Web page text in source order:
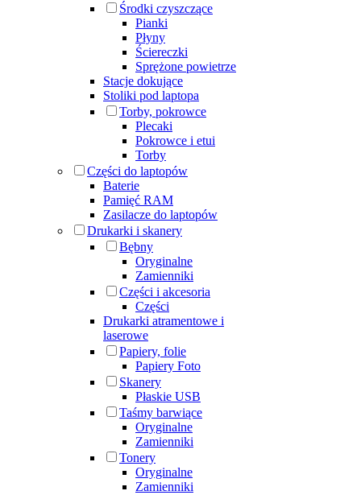
Środki czyszczące
Pianki
Płyny
Ściereczki
Sprężone powietrze
Stacje dokujące
Stoliki pod laptopa
Torby, pokrowce
Plecaki
Pokrowce i etui
Torby
Części do laptopów
Baterie
Pamięć RAM
Zasilacze do laptopów
Drukarki i skanery
Bębny
Oryginalne
Zamienniki
Części i akcesoria
Części
Drukarki atramentowe i
laserowe
Papiery, folie
Papiery Foto
Skanery
Płaskie USB
Taśmy barwiące
Oryginalne
Zamienniki
Tonery
Oryginalne
Zamienniki